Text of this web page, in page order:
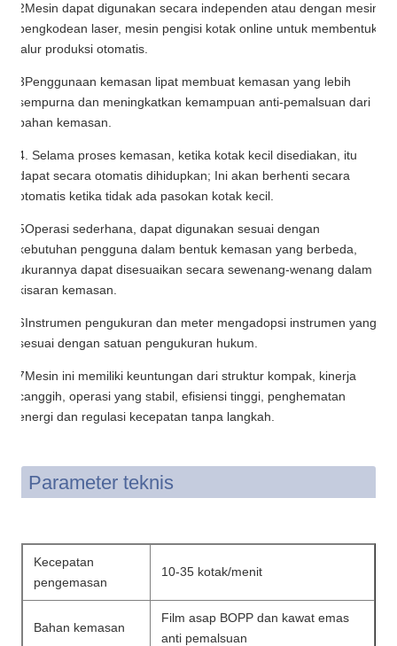
2Mesin dapat digunakan secara independen atau dengan mesin
pengkodean laser, mesin pengisi kotak online untuk membentuk
jalur produksi otomatis.
3Penggunaan kemasan lipat membuat kemasan yang lebih
sempurna dan meningkatkan kemampuan anti-pemalsuan dari
bahan kemasan.
4. Selama proses kemasan, ketika kotak kecil disediakan, itu
dapat secara otomatis dihidupkan; Ini akan berhenti secara
otomatis ketika tidak ada pasokan kotak kecil.
5Operasi sederhana, dapat digunakan sesuai dengan
kebutuhan pengguna dalam bentuk kemasan yang berbeda,
ukurannya dapat disesuaikan secara sewenang-wenang dalam
kisaran kemasan.
6Instrumen pengukuran dan meter mengadopsi instrumen yang
sesuai dengan satuan pengukuran hukum.
7Mesin ini memiliki keuntungan dari struktur kompak, kinerja
canggih, operasi yang stabil, efisiensi tinggi, penghematan
energi dan regulasi kecepatan tanpa langkah.
Parameter teknis
Kecepatan
pengemasan
10-35 kotak/menit
Bahan kemasan
Film asap BOPP dan kawat emas
anti pemalsuan